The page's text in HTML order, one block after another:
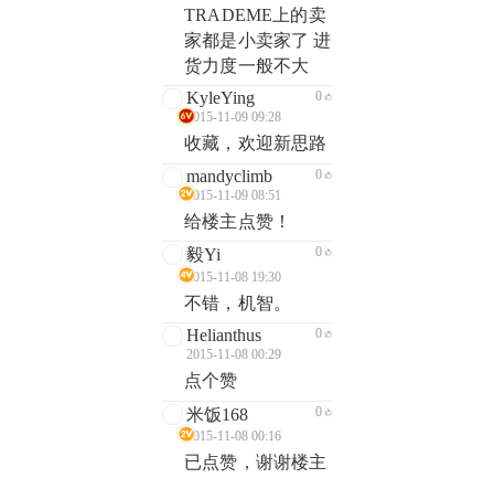
TRADEME上的卖
家都是小卖家了 进
货力度一般不大
KyleYing
2015-11-09 09:28
0
收藏，欢迎新思路
mandyclimb
2015-11-09 08:51
0
给楼主点赞！
毅Yi
2015-11-08 19:30
0
不错，机智。
Helianthus
2015-11-08 00:29
0
点个赞
米饭168
2015-11-08 00:16
0
已点赞，谢谢楼主